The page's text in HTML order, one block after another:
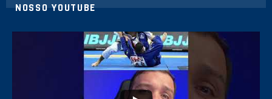
NOSSO YOUTUBE